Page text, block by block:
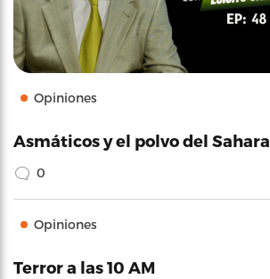
Opiniones
Asmáticos y el polvo del Sahara
0
Opiniones
Terror a las 10 AM